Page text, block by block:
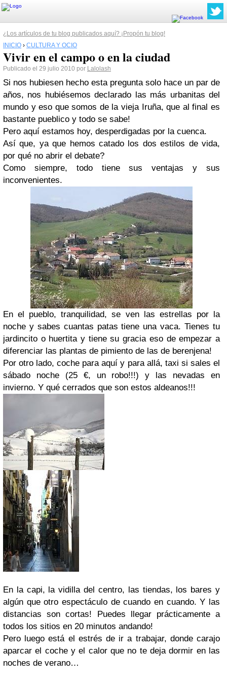
¿Los artículos de tu blog publicados aquí? ¡Propón tu blog!
INICIO › CULTURA Y OCIO
Vivir en el campo o en la ciudad
Publicado el 29 julio 2010 por Lalolash
Si nos hubiesen hecho esta pregunta solo hace un par de
años, nos hubiésemos declarado las más urbanitas del
mundo y eso que somos de la vieja Iruña, que al final es
bastante pueblico y todo se sabe!
Pero aquí estamos hoy, desperdigadas por la cuenca.
Así que, ya que hemos catado los dos estilos de vida,
por qué no abrir el debate?
Como siempre, todo tiene sus ventajas y sus
inconvenientes.
En el pueblo, tranquilidad, se ven las estrellas por la
noche y sabes cuantas patas tiene una vaca. Tienes tu
jardincito o huertita y tiene su gracia eso de empezar a
diferenciar las plantas de pimiento de las de berenjena!
Por otro lado, coche para aquí y para allá, taxi si sales el
sábado noche (25 €, un robo!!!) y las nevadas en
invierno. Y qué cerrados que son estos aldeanos!!!
En la capi, la vidilla del centro, las tiendas, los bares y
algún que otro espectáculo de cuando en cuando. Y las
distancias son cortas! Puedes llegar prácticamente a
todos los sitios en 20 minutos andando!
Pero luego está el estrés de ir a trabajar, donde carajo
aparcar el coche y el calor que no te deja dormir en las
noches de verano…